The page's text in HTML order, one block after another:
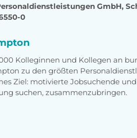
GmbH,
0
Kolleginnen und Kollegen an
zu den größten
Ziel: motivierte Jobsuchende
suchen, zusammenzubringen.